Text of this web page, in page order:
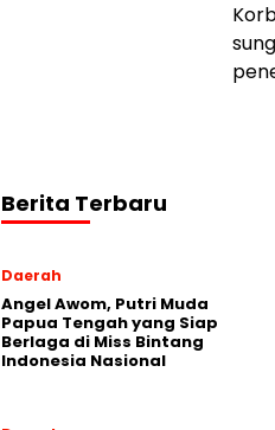
Berita Terbaru
Daerah
Angel Awom, Putri Muda
Papua Tengah yang Siap
Berlaga di Miss Bintang
Indonesia Nasional